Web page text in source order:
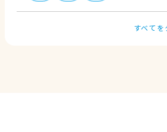
すべてを